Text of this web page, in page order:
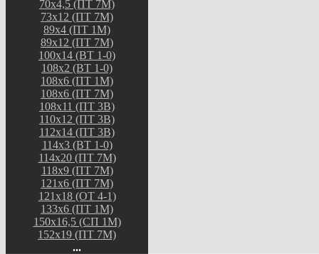
70х4,5 (ПТ 7М)
73х12 (ПТ 7М)
89х4 (ПТ 1М)
89х12 (ПТ 7М)
100х14 (ВТ 1-0)
108х2 (ВТ 1-0)
108х6 (ПТ 1М)
108х6 (ПТ 7М)
108х11 (ПТ 3В)
110х12 (ПТ 3В)
112х14 (ПТ 3В)
114х3 (ВТ 1-0)
114х20 (ПТ 7М)
118х9 (ПТ 7М)
121х6 (ПТ 7М)
121х18 (ОТ 4-1)
133х6 (ПТ 1М)
150х16,5 (СП 1М)
152х19 (ПТ 7М)
...